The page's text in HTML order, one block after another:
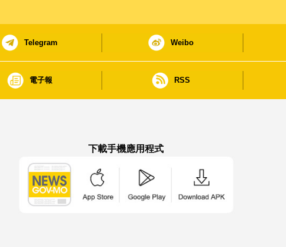
Telegram Weibo
電子報 RSS
下載手機應用程式